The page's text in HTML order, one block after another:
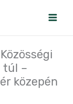
túl –
közepén